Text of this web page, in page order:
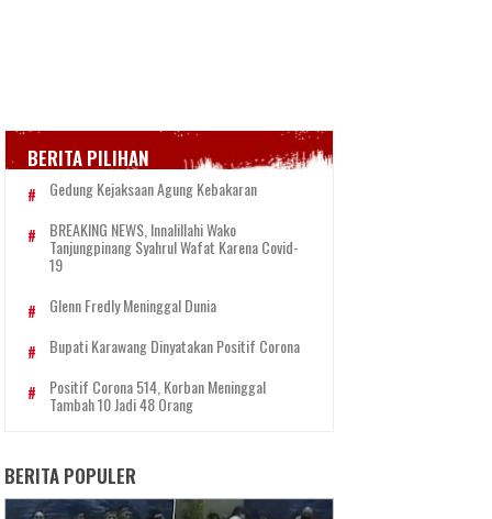
BERITA PILIHAN
Gedung Kejaksaan Agung Kebakaran
BREAKING NEWS, Innalillahi Wako
Tanjungpinang Syahrul Wafat Karena Covid-
19
Glenn Fredly Meninggal Dunia
Bupati Karawang Dinyatakan Positif Corona
Positif Corona 514, Korban Meninggal
Tambah 10 Jadi 48 Orang
BERITA POPULER